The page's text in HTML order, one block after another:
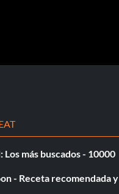
más buscados - 10000
- Receta recomendada y